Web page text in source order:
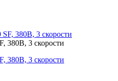
380В, 3 скорости
380В, 3 скорости